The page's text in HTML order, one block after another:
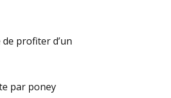
profiter d’un
par poney